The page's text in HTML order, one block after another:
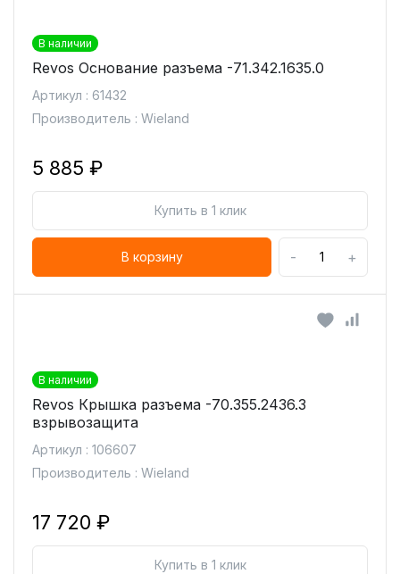
В наличии
Revos Основание разъема -71.342.1635.0
Артикул : 61432
Производитель : Wieland
5 885 ₽
Купить в 1 клик
В корзину - +
В наличии
Revos Крышка разъема -70.355.2436.3
взрывозащита
Артикул : 106607
Производитель : Wieland
17 720 ₽
Купить в 1 клик